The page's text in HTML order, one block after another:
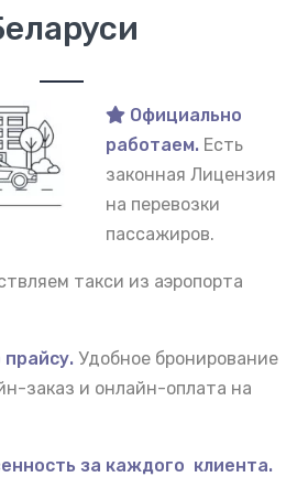
Официально
работаем. Есть
законная Лицензия
на перевозки
пассажиров.
такси из аэропорта
прайсу. Удобное бронирование
заказ и онлайн-оплата на
за каждого клиента.